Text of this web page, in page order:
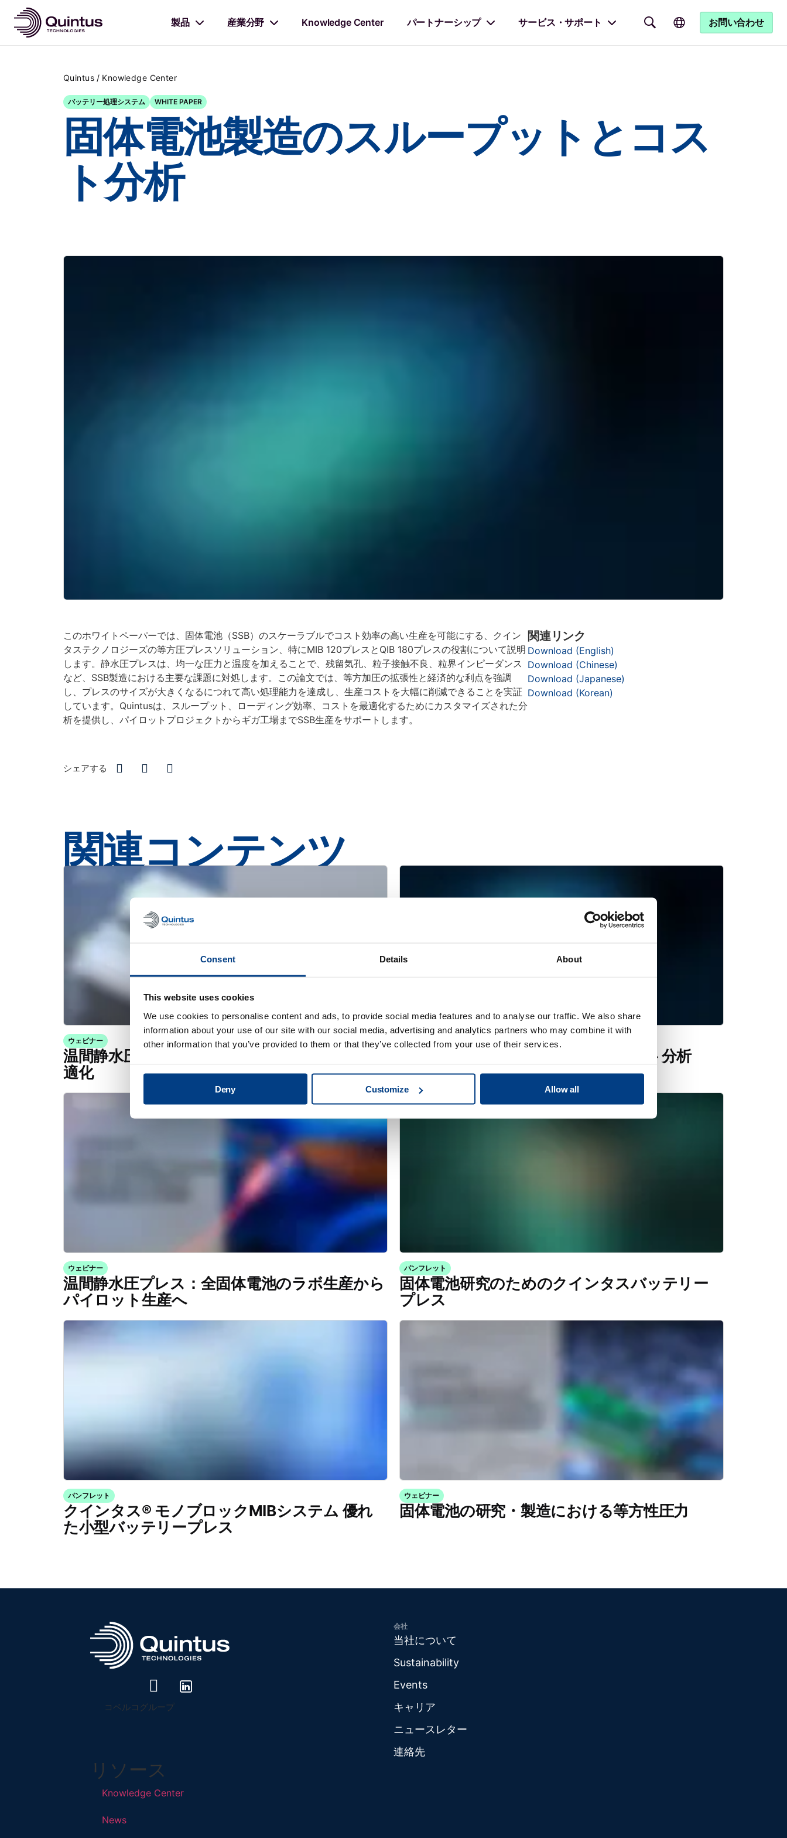
Consent Details About
This website uses cookies
We use cookies to personalise content and ads, to provide social media features and to analyse our traffic. We also share
information about your use of our site with our social media, advertising and analytics partners who may combine it with
other information that you’ve provided to them or that they’ve collected from your use of their services.
Deny Customize Allow all
製品 産業分野 Knowledge Center パートナーシップ サービス・サポート お問い合わせ
Quintus / Knowledge Center
バッテリー処理システム WHITE PAPER
固体電池製造のスループットとコス
ト分析
このホワイトペーパーでは、固体電池（SSB）のスケーラブルでコスト効率の高い生産を可能にする、クイン
タステクノロジーズの等方圧プレスソリューション、特にMIB 120プレスとQIB 180プレスの役割について説明
します。静水圧プレスは、均一な圧力と温度を加えることで、残留気孔、粒子接触不良、粒界インピーダンス
など、SSB製造における主要な課題に対処します。この論文では、等方加圧の拡張性と経済的な利点を強調
し、プレスのサイズが大きくなるにつれて高い処理能力を達成し、生産コストを大幅に削減できることを実証
しています。Quintusは、スループット、ローディング効率、コストを最適化するためにカスタマイズされた分
析を提供し、パイロットプロジェクトからギガ工場までSSB生産をサポートします。
関連リンク
Download (English)
Download (Chinese)
Download (Japanese)
Download (Korean)
シェアする
関連コンテンツ
ウェビナー
温間静水圧プレスによる硫化物系固体電池の最
適化
WHITE PAPER
固体電池製造のスループットとコスト分析
ウェビナー
温間静水圧プレス：全固体電池のラボ生産から
パイロット生産へ
パンフレット
固体電池研究のためのクインタスバッテリー
プレス
パンフレット
クインタス® モノブロックMIBシステム 優れ
た小型バッテリープレス
ウェビナー
固体電池の研究・製造における等方性圧力
コベルコグループ
会社
当社について
Sustainability
Events
キャリア
ニュースレター
連絡先
リソース
Knowledge Center
News